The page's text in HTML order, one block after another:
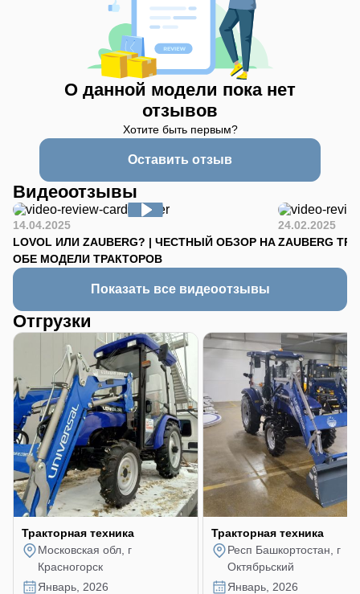
О данной модели пока нет
отзывов
Хотите быть первым?
Оставить отзыв
Видеоотзывы
14.04.2025
LOVOL ИЛИ ZAUBERG? | ЧЕСТНЫЙ ОБЗОР НА
ОБЕ МОДЕЛИ ТРАКТОРОВ
24.02.2025
ZAUBERG
Показать все видеоотзывы
Отгрузки
Тракторная техника
Московская обл, г
Красногорск
январь, 2026
Тракторная техника
Респ Башкортостан, г
Октябрьский
январь, 2026